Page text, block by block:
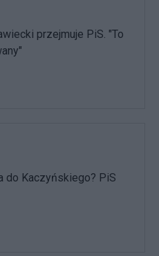
przejmuje PiS. "To
do Kaczyńskiego? PiS